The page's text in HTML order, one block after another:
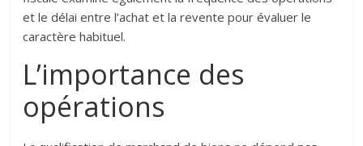
et le délai entre l’achat et la revente pour évaluer le
caractère habituel.
L’importance des
opérations